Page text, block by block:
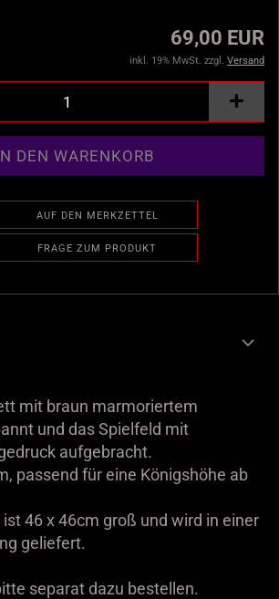
69,00 EUR
inkl. 19% MwSt. zzgl. Versand
AUF DEN MERKZETTEL
FRAGE ZUM PRODUKT
mit braun marmoriertem
und das Spielfeld mit
aufgebracht.
passend für eine Königshöhe ab
46 x 46cm groß und wird in einer
geliefert.
separat dazu bestellen.